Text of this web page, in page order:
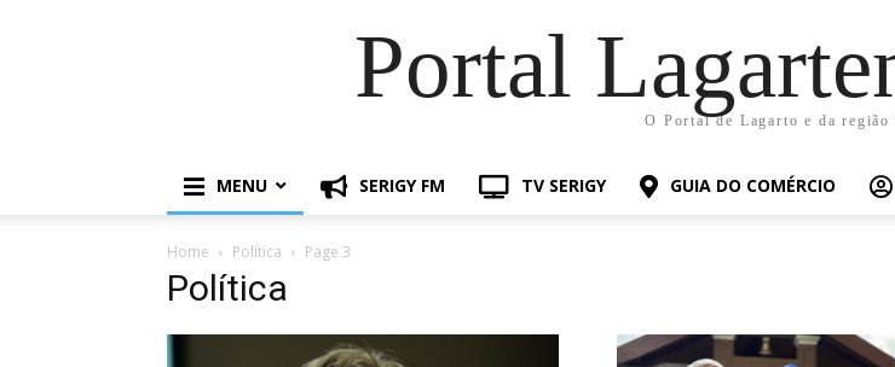
Portal
O Portal de Lagarto e da região
MENU SERIGY FM TV SERIGY GUIA DO COMÉRCIO
Home Política Page 3
Política